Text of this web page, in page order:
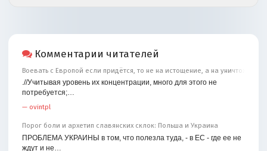
Комментарии читателей
Воевать с Европой если придётся, то не на истощение, а на уничтожение
.//Учитывая уровень их концентрации, много для этого не
потребуется;…
— ovintpl
Порог боли и архетип славянских склок: Польша и Украина
ПРОБЛЕМА УКРАИНЫ в том, что полезла туда, - в ЕС - где ее не
ждут и не…